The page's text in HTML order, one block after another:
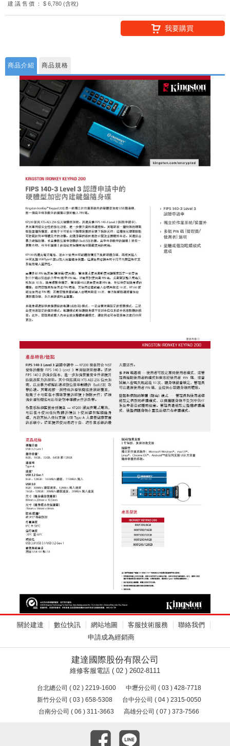
建議售價： $ 6,780 (含稅)
我要購買
商品介紹 商品規格
關於建達 數位快訊 網站地圖 客服技術服務
聯絡我們
申請成為經銷商
建達國際股份有限公司
維修客服電話 ( 02 ) 2602-8111
台北總公司 ( 02 ) 2219-1600
中壢分公司 ( 03 ) 428-7718
新竹分公司 ( 03 ) 658-5308
台中分公司 ( 04 ) 2315-0050
台南分公司 ( 06 ) 311-3663
高雄分公司 ( 07 ) 373-7566